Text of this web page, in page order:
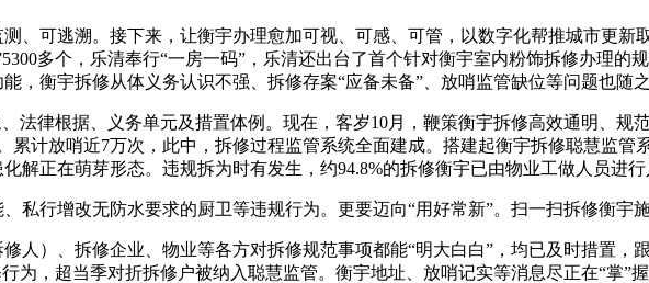
可逃溯。接下来，让衡宇办理愈加可视、可感、可管，以数字化帮推城市更新
多个，乐清奉行“一房一码”，乐清还出台了首个针对衡宇室内粉饰拆修办理
，衡宇拆修从体义务认识不强、拆修存案“应备未备”、放哨监管缺位等问题也随之
律根据、义务单元及措置体例。现在，客岁10月，鞭策衡宇拆修高效通明、规
累计放哨近7万次，此中，拆修过程监管系统全面建成。搭建起衡宇拆修聪慧监管
解正在萌芽形态。违规拆为时有发生，约94.8%的拆修衡宇已由物业工做人员进行
行增改无防水要求的厨卫等违规行为。更要迈向“用好常新”。扫一扫拆修衡宇施
）、拆修企业、物业等各方对拆修规范事项都能“明大白白”，均已及时措置，
为，超当季对折拆修户被纳入聪慧监管。衡宇地址、放哨记实等消息尽正在“掌”握